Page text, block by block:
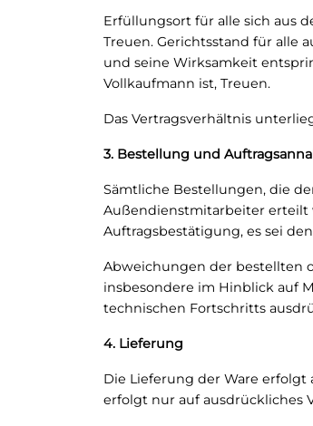
Erfüllungsort für alle sich aus
Treuen. Gerichtsstand für alle
und seine Wirksamkeit
Vollkaufmann ist, Treuen.
Das Vertragsverhältnis
3. Bestellung und
Sämtliche Bestellungen, die
Außendienstmitarbeiter erteilt
Auftragsbestätigung, es sei
Abweichungen der bestellten
insbesondere im Hinblick auf
technischen Fortschritts
4. Lieferung
Die Lieferung der Ware erfolgt
erfolgt nur auf ausdrückliches